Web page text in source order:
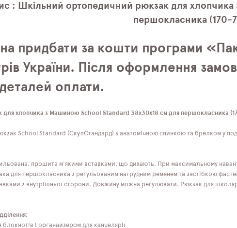
: Шкільний ортопедичний рюкзак для
першокласника (170-
придбати за кошти програми
України. Після оформлення
оплати.
для хлопчика з Машиною School Standard 38х30х18 см для першокласника
School Standard (СкулСтандард) з анатомічною спинкою та брелком у
прошита м'якими вставками, що дихають. При максимальному
для першокласника з регульованим нагрудним ременем та застібкою
з внутрішньої сторони. Довжину можна регулювати. Рюкзак для
блокнотів і органайзером для канцелярії